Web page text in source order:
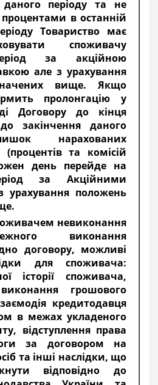
періоду та не
процентами в останній
Товариство має
споживачу
за акційною
але з урахування
вище. Якщо
пролонгацію у
Договору до кінця
закінчення даного
нарахованих
та комісій
день перейде на
за Акційними
положень
невиконання
виконання
договору, можливі
для споживача:
історії споживача,
грошового
кредитодавця
в межах укладеного
відступлення права
за договором на
та інші наслідки, що
відповідно до